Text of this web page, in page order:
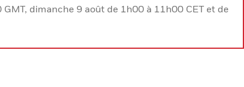
dimanche 9 août de 1h00 à 11h00 CET et de